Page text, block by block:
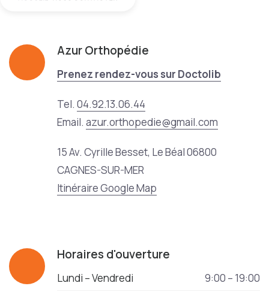
Azur Orthopédie
Prenez rendez-vous sur Doctolib
Tel. 04.92.13.06.44
Email. azur.orthopedie@gmail.com
15 Av. Cyrille Besset, Le Béal 06800
CAGNES-SUR-MER
Itinéraire Google Map
Horaires d'ouverture
Lundi – Vendredi 9:00 – 19:00